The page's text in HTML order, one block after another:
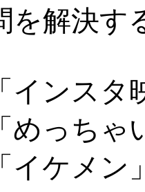
を解決す
インスタ
めっちゃ
イケメン